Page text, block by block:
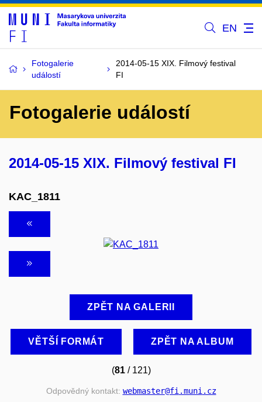
EN
Fotogalerie
událostí
2014-05-15 XIX. Filmový festival
FI
Fotogalerie událostí
2014-05-15 XIX. Filmový festival FI
KAC_1811
ZPĚT NA GALERII
VĚTŠÍ FORMÁT ZPĚT NA ALBUM
(81/ 121)
Odpovědný kontakt: webmaster@fi.muni.cz